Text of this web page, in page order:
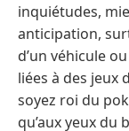
inquiétudes,
anticipation,
d’un véhicule
liées à des jeux
soyez roi du
qu’aux yeux du